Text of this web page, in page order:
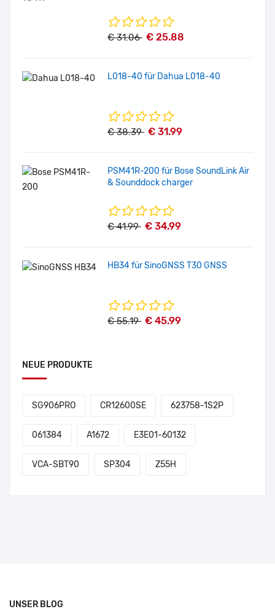
€ 31.06 € 25.88
L018-40 für Dahua L018-40
€ 38.39 € 31.99
PSM41R-200 für Bose SoundLink Air
& Sounddock charger
€ 41.99 € 34.99
HB34 für SinoGNSS T30 GNSS
€ 55.19 € 45.99
NEUE PRODUKTE
SG906PRO CR12600SE 623758-1S2P
061384 A1672 E3E01-60132
VCA-SBT90 SP304 Z55H
UNSER BLOG